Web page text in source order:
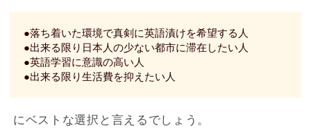
●落ち着いた環境で真剣に英語漬けを希望する人
●出来る限り日本人の少ない都市に滞在したい人
●英語学習に意識の高い人
●出来る限り生活費を抑えたい人
にベストな選択と言えるでしょう。